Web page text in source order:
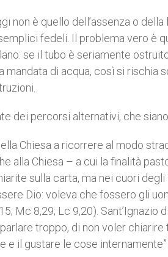
non è quello dell’assenza o
fedeli. Il problema vero è
se il tubo è seriamente
di acqua, così si rischia
dei percorsi alternativi, che
Chiesa a ricorrere al modo
alla Chiesa – a cui la finalità
sulla carta, ma nei cuori degli
Dio: voleva che fossero gli
Mc 8,29; Lc 9,20).
troppo, di non voler
e il gustare le cose internamente”